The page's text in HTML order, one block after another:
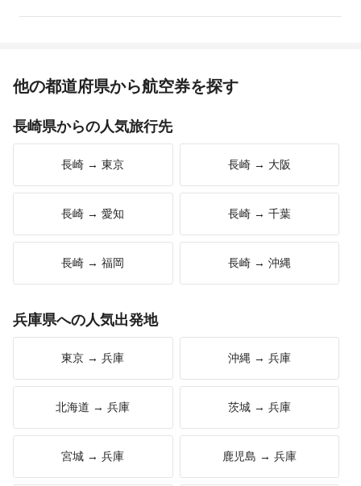
他の都道府県から航空券を探す
長崎県からの人気旅行先
長崎 → 東京 長崎 → 大阪
長崎 → 愛知 長崎 → 千葉
長崎 → 福岡 長崎 → 沖縄
兵庫県への人気出発地
東京 → 兵庫 沖縄 → 兵庫
北海道 → 兵庫 茨城 → 兵庫
宮城 → 兵庫 鹿児島 → 兵庫